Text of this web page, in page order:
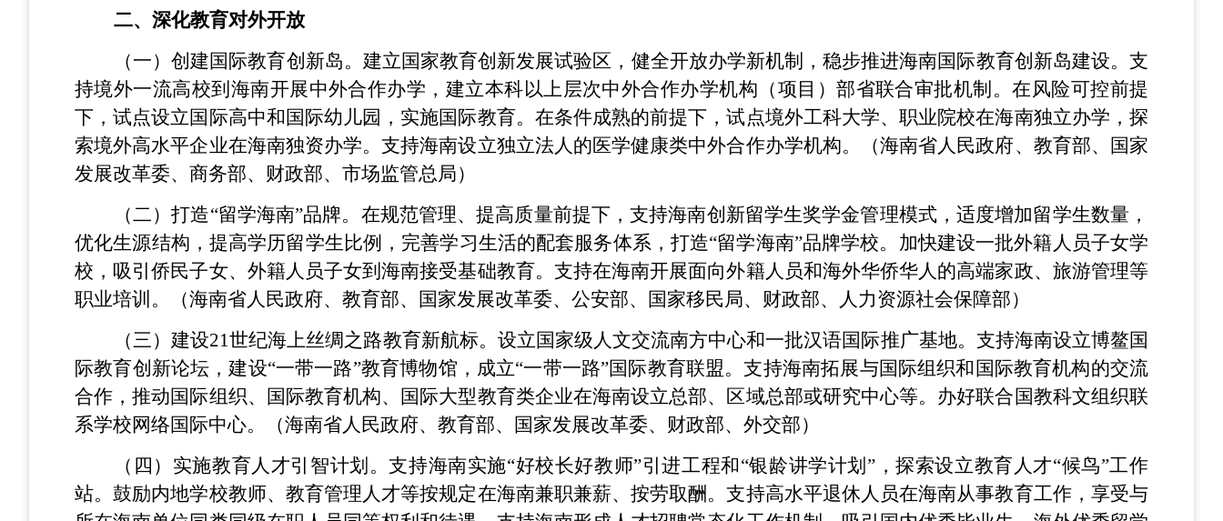
二、深化教育对外开放
（一）创建国际教育创新岛。建立国家教育创新发展试验区，健全开放办学新机制，稳步推进海南国际教育创新岛建设。支
持境外一流高校到海南开展中外合作办学，建立本科以上层次中外合作办学机构（项目）部省联合审批机制。在风险可控前提
下，试点设立国际高中和国际幼儿园，实施国际教育。在条件成熟的前提下，试点境外工科大学、职业院校在海南独立办学，探
索境外高水平企业在海南独资办学。支持海南设立独立法人的医学健康类中外合作办学机构。（海南省人民政府、教育部、国家
发展改革委、商务部、财政部、市场监管总局）
（二）打造“留学海南”品牌。在规范管理、提高质量前提下，支持海南创新留学生奖学金管理模式，适度增加留学生数量，
优化生源结构，提高学历留学生比例，完善学习生活的配套服务体系，打造“留学海南”品牌学校。加快建设一批外籍人员子女学
校，吸引侨民子女、外籍人员子女到海南接受基础教育。支持在海南开展面向外籍人员和海外华侨华人的高端家政、旅游管理等
职业培训。（海南省人民政府、教育部、国家发展改革委、公安部、国家移民局、财政部、人力资源社会保障部）
（三）建设21世纪海上丝绸之路教育新航标。设立国家级人文交流南方中心和一批汉语国际推广基地。支持海南设立博鳌国
际教育创新论坛，建设“一带一路”教育博物馆，成立“一带一路”国际教育联盟。支持海南拓展与国际组织和国际教育机构的交流
合作，推动国际组织、国际教育机构、国际大型教育类企业在海南设立总部、区域总部或研究中心等。办好联合国教科文组织联
系学校网络国际中心。（海南省人民政府、教育部、国家发展改革委、财政部、外交部）
（四）实施教育人才引智计划。支持海南实施“好校长好教师”引进工程和“银龄讲学计划”，探索设立教育人才“候鸟”工作
站。鼓励内地学校教师、教育管理人才等按规定在海南兼职兼薪、按劳取酬。支持高水平退休人员在海南从事教育工作，享受与